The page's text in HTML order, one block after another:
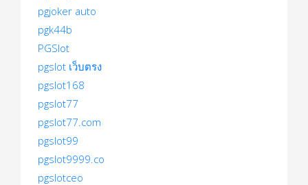
pgjoker auto
pgk44b
PGSlot
pgslot เว็บตรง
pgslot168
pgslot77
pgslot77.com
pgslot99
pgslot9999.co
pgslotceo